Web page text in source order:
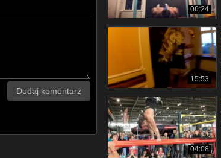
Dodaj komentarz
06:24
15:53
04:08